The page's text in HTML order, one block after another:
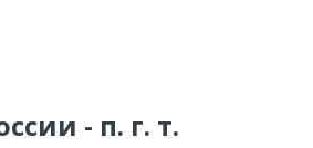
- п. г. т.